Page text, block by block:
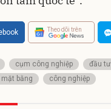
Theo dõi trên
cụm công nghiệp đầu tư
bằng
công nghiệp